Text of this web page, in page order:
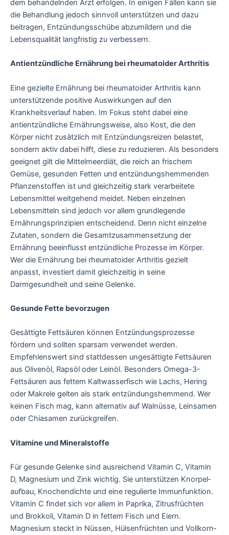
dem behandelnden Arzt erfolgen. In einigen Fällen kann sie
die Behandlung jedoch sinnvoll unter­stützen und dazu
beitragen, Entzündungs­schübe abzumildern und die
Lebens­qualität langfristig zu verbessern.
Antientzündliche Ernährung bei rheumatoider Arthritis
Eine gezielte Ernährung bei rheumatoider Arthritis kann
unterstützende positive Auswirkungen auf den
Krankheitsverlauf haben. Im Fokus steht dabei eine
antientzündliche Ernährungsweise, also Kost, die den
Körper nicht zusätzlich mit Entzündungsreizen belastet,
sondern aktiv dabei hilft, diese zu reduzieren. Als besonders
geeignet gilt die Mittelmeerdiät, die reich an frischem
Gemüse, gesunden Fetten und entzündungshemmenden
Pflanzenstoffen ist und gleichzeitig stark verarbeitete
Lebensmittel weitgehend meidet. Neben einzelnen
Lebensmitteln sind jedoch vor allem grundlegende
Ernährungsprinzipien entscheidend. Denn nicht einzelne
Zutaten, sondern die Gesamtzusammensetzung der
Ernährung beeinflusst entzündliche Prozesse im Körper.
Wer die Ernährung bei rheumatoider Arthritis gezielt
anpasst, investiert damit gleichzeitig in seine
Darmgesundheit und seine Gelenke.
Gesunde Fette bevorzugen
Gesättigte Fettsäuren können Entzündungsprozesse
fördern und sollten sparsam verwendet werden.
Empfehlenswert sind stattdessen ungesättigte Fettsäuren
aus Olivenöl, Rapsöl oder Leinöl. Besonders Omega-3-
Fettsäuren aus fettem Kaltwasserfisch wie Lachs, Hering
oder Makrele gelten als stark entzündungshemmend. Wer
keinen Fisch mag, kann alternativ auf Walnüsse, Leinsamen
oder Chiasamen zurückgreifen.
Vitamine und Mineralstoffe
Für gesunde Gelenke sind ausreichend Vitamin C, Vitamin
D, Magnesium und Zink wichtig. Sie unter­stützen Knorpel­
aufbau, Knochen­dichte und eine regulierte Immunfunktion.
Vitamin C findet sich vor allem in Paprika, Zitrusfrüchten
und Brokkoli, Vitamin D in fettem Fisch und Eiern.
Magnesium steckt in Nüssen, Hülsen­früchten und Vollkorn­